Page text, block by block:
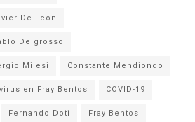
De León
Delgrosso
Milesi Constante Mendiondo
en Fray Bentos COVID-19
Fernando Doti Fray Bentos